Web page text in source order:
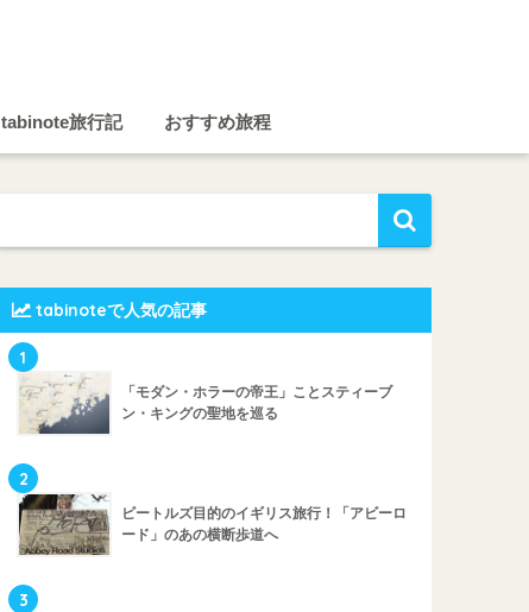
tabinote旅行記 おすすめ旅程
tabinoteで人気の記事
1
「モダン・ホラーの帝王」ことスティーブ
ン・キングの聖地を巡る
2
ビートルズ目的のイギリス旅行！「アビーロ
ード」のあの横断歩道へ
3